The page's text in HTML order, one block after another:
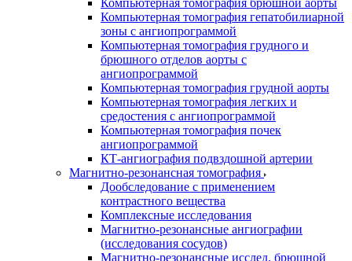
Компьютерная томография брюшной аорты
Компьютерная томография гепатобилиарной
зоны с ангиопрограммой
Компьютерная томография грудного и
брюшного отделов аорты с
ангиопрограммой
Компьютерная томография грудной аорты
Компьютерная томография легких и
средостения с ангиопрограммой
Компьютерная томография почек
ангиопрограммой
КТ-ангиография подвздошной артерии
Магнитно-резонансная томография
Дообследование с применением
контрастного вещества
Комплексные исследования
Магнитно-резонансные ангиографии
(исследования сосудов)
Магнитно-резонансные исслед. брюшной